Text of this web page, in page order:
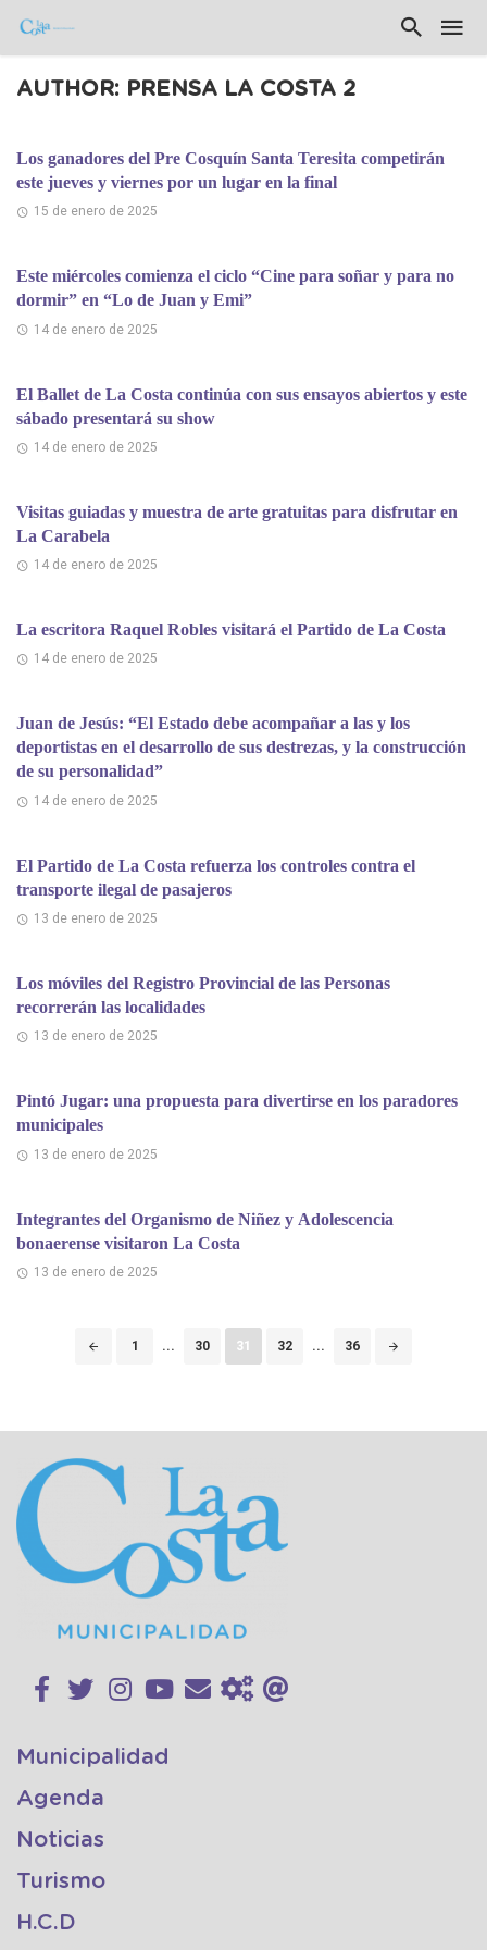
AUTHOR: PRENSA LA COSTA 2
Los ganadores del Pre Cosquín Santa Teresita competirán
este jueves y viernes por un lugar en la final
15 de enero de 2025
Este miércoles comienza el ciclo “Cine para soñar y para no
dormir” en “Lo de Juan y Emi”
14 de enero de 2025
El Ballet de La Costa continúa con sus ensayos abiertos y este
sábado presentará su show
14 de enero de 2025
Visitas guiadas y muestra de arte gratuitas para disfrutar en
La Carabela
14 de enero de 2025
La escritora Raquel Robles visitará el Partido de La Costa
14 de enero de 2025
Juan de Jesús: “El Estado debe acompañar a las y los
deportistas en el desarrollo de sus destrezas, y la construcción
de su personalidad”
14 de enero de 2025
El Partido de La Costa refuerza los controles contra el
transporte ilegal de pasajeros
13 de enero de 2025
Los móviles del Registro Provincial de las Personas
recorrerán las localidades
13 de enero de 2025
Pintó Jugar: una propuesta para divertirse en los paradores
municipales
13 de enero de 2025
Integrantes del Organismo de Niñez y Adolescencia
bonaerense visitaron La Costa
13 de enero de 2025
1 ... 30 31 32 ... 36
Municipalidad
Agenda
Noticias
Turismo
H.C.D